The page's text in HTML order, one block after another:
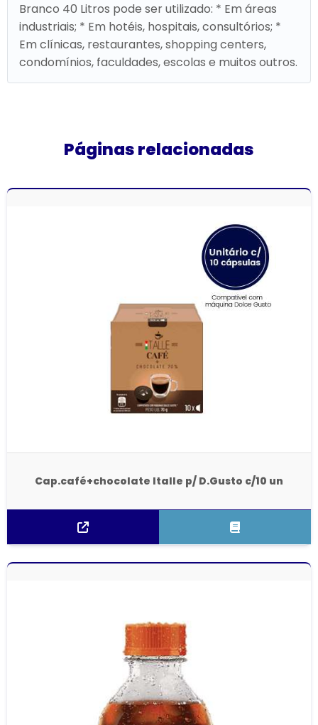
Branco 40 Litros pode ser utilizado: * Em áreas
industriais; * Em hotéis, hospitais, consultórios; *
Em clínicas, restaurantes, shopping centers,
condomínios, faculdades, escolas e muitos outros.
Páginas relacionadas
Cap.café+chocolate Italle p/ D.Gusto c/10 un